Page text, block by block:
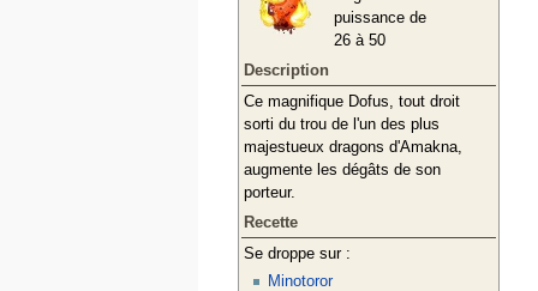
puissance de
26 à 50
Description
Ce magnifique Dofus, tout droit
sorti du trou de l'un des plus
majestueux dragons d'Amakna,
augmente les dégâts de son
porteur.
Recette
Se droppe sur :
Minotoror